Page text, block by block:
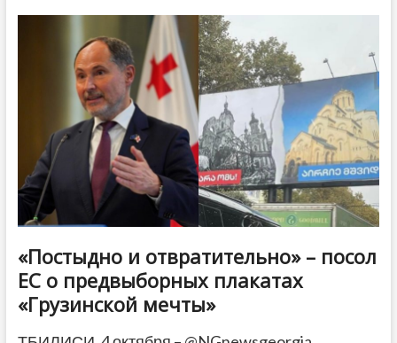
остались
без
права
голоса,
омбудсмен
обратился
к
ЦИК
«Постыдно и отвратительно» – посол
ЕС о предвыборных плакатах
«Грузинской мечты»